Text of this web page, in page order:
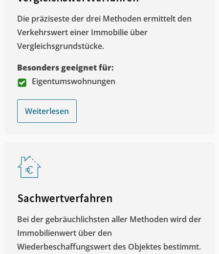
Die präziseste der drei Methoden ermittelt den
Verkehrswert einer Immobilie über
Vergleichsgrundstücke.
Besonders geeignet für:
Eigentumswohnungen
Weiterlesen
Sachwertverfahren
Bei der gebräuchlichsten aller Methoden wird der
Immobilienwert über den
Wiederbeschaffungswert des Objektes bestimmt.